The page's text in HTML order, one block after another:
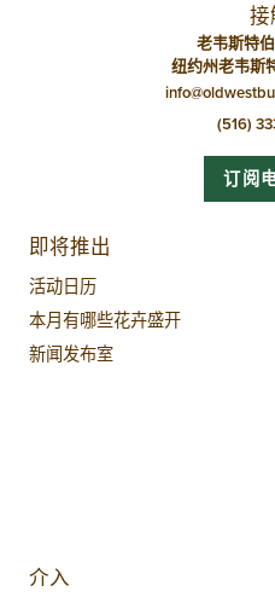
接
老韦斯特
纽约州老韦斯
(516)
订阅
即将推出
活动日历
本月有哪些花卉盛开
新闻发布室
介入